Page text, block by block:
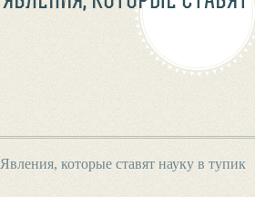
Явления, которые ставят науку в тупик